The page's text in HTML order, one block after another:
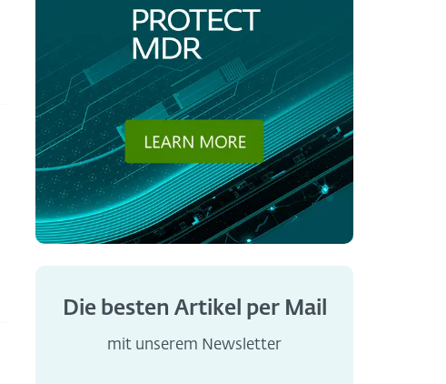
Die besten Artikel per Mail
mit unserem Newsletter